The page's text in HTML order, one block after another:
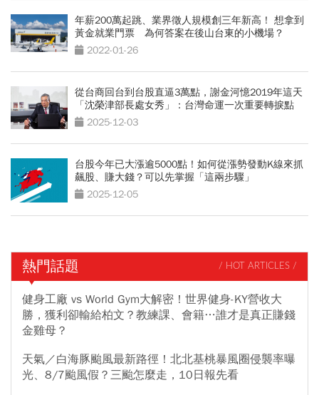
年薪200萬起跳、業界徵人規模創三年新高！ 想拿到
黃金就業門票 為何答案在後山台東的小機場？
2022-01-26
從台商回台到台股直逼3萬點，謝金河憶2019年這天
「沈榮津部長處女秀」：台灣命運一次重要轉捩點
2025-12-03
台股今年已大漲逾5000點！如何從漲勢發動K線來抓
飆股、賺大錢？可以先掌握「這兩步驟」
2025-12-05
熱門話題 / HOT ARTICLES /
健身工廠 vs World Gym大解密！世界健身-KY營收大
勝，獲利卻輸給柏文？教練課、會籍…誰才是真正賺錢
金雞母？
天氣／白海豚颱風最新路徑！北北基桃暴風圈侵襲率曝
光、8/7颱風假？三颱怎麼走，10日報先看